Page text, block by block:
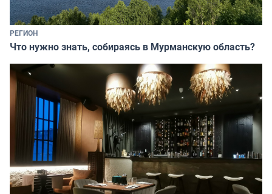
РЕГИОН
Что нужно знать, собираясь в Мурманскую область?